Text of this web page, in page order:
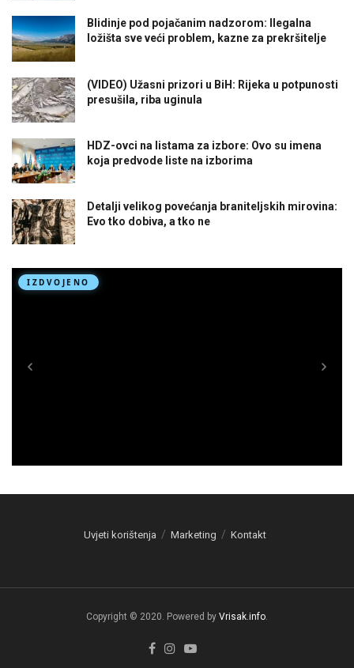
Blidinje pod pojačanim nadzorom: Ilegalna
ložišta sve veći problem, kazne za prekršitelje
(VIDEO) Užasni prizori u BiH: Rijeka u potpunosti
presušila, riba uginula
HDZ-ovci na listama za izbore: Ovo su imena
koja predvode liste na izborima
Detalji velikog povećanja braniteljskih mirovina:
Evo tko dobiva, a tko ne
Uvjeti korištenja Marketing Kontakt
Copyright © 2020. Powered by Vrisak.info.